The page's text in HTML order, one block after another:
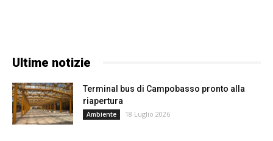
Ultime notizie
Terminal bus di Campobasso pronto alla
riapertura
Ambiente 18 Luglio 2026